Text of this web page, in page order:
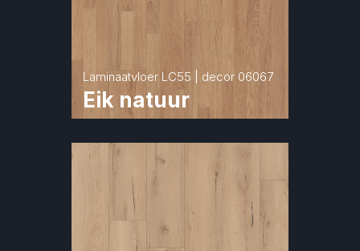
Laminaatvloer LC55 | decor 06067
Eik natuur